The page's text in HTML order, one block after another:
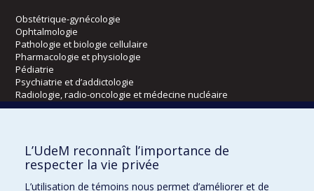
Obstétrique-gynécologie
Ophtalmologie
Pathologie et biologie cellulaire
Pharmacologie et physiologie
Pédiatrie
Psychiatrie et d’addictologie
Radiologie, radio-oncologie et médecine nucléaire
Kinésiologie et des sciences de l’activité physique
Orthophonie et audiologie
Réadaptation
L’UdeM reconnaît l’importance de
respecter la vie privée
L’utilisation de témoins nous permet d’améliorer et de